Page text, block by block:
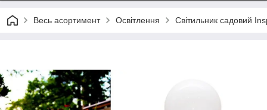
Весь асортимент Освітлення Світильник садовий